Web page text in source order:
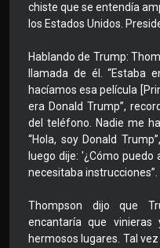
chiste que se entendía
los Estados Unidos.
Hablando de Trump:
llamada de él. “Estaba
hacíamos esa película
era Donald Trump”,
del teléfono. Nadie me
“Hola, soy Donald
luego dije: '¿Cómo
necesitaba instrucciones”.
Thompson dijo que
encantaría que
hermosos lugares. Tal